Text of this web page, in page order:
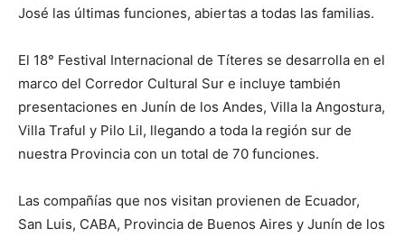
José las últimas funciones, abiertas a todas las familias.
El 18° Festival Internacional de Títeres se desarrolla en el
marco del Corredor Cultural Sur e incluye también
presentaciones en Junín de los Andes, Villa la Angostura,
Villa Traful y Pilo Lil, llegando a toda la región sur de
nuestra Provincia con un total de 70 funciones.
Las compañías que nos visitan provienen de Ecuador,
San Luis, CABA, Provincia de Buenos Aires y Junín de los